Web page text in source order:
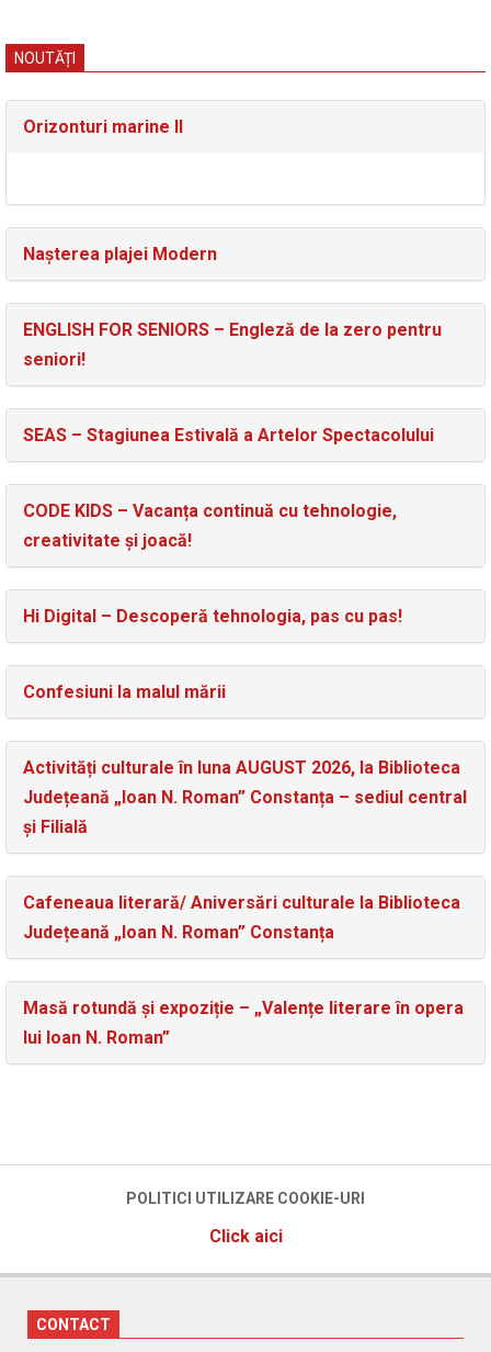
NOUTĂȚI
Orizonturi marine II
Nașterea plajei Modern
ENGLISH FOR SENIORS – Engleză de la zero pentru
seniori!
SEAS – Stagiunea Estivală a Artelor Spectacolului
CODE KIDS – Vacanța continuă cu tehnologie,
creativitate și joacă!
Hi Digital – Descoperă tehnologia, pas cu pas!
Confesiuni la malul mării
Activități culturale în luna AUGUST 2026, la Biblioteca
Județeană „Ioan N. Roman” Constanța – sediul central
și Filială
Cafeneaua literară/ Aniversări culturale la Biblioteca
Județeană „Ioan N. Roman” Constanța
Masă rotundă și expoziție – „Valențe literare în opera
lui Ioan N. Roman”
POLITICI UTILIZARE COOKIE-URI
Click aici
CONTACT